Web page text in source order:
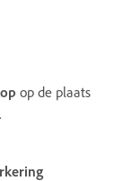
op de plaats